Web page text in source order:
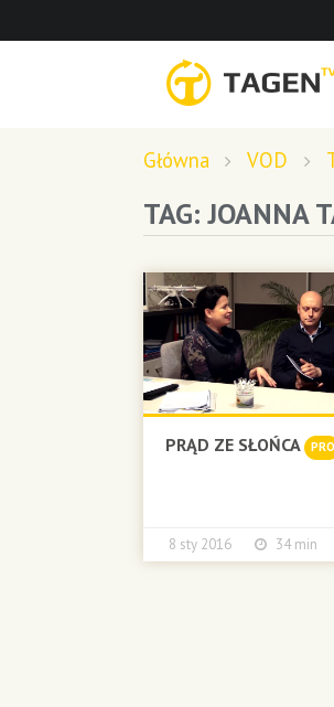
Główna VOD
TAG: JOANNA
PRĄD ZE SŁOŃCA PRO
8 sty 2016 34 min